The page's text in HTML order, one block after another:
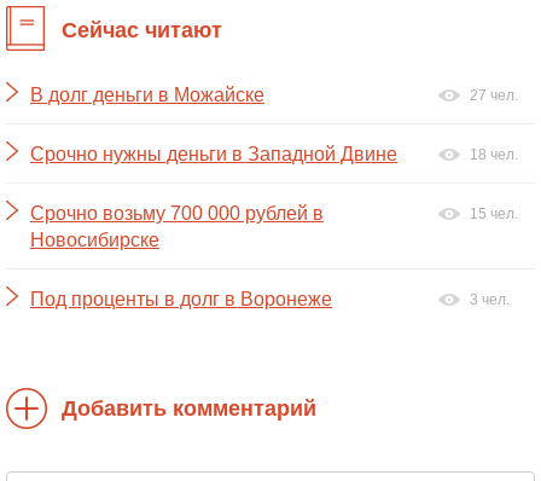
Сейчас читают
В долг деньги в Можайске 27 чел.
Срочно нужны деньги в Западной Двине 18 чел.
Срочно возьму 700 000 рублей в
Новосибирске
15 чел.
Под проценты в долг в Воронеже 3 чел.
Добавить комментарий